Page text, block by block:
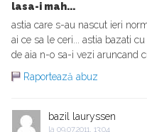
lasa-i mah...
astia care s-au nascut ieri
ai ce sa le ceri... astia bazati
de aia n-o sa-i vezi aruncand
Raportează abuz
bazil lauryssen
la 09.07.2011, 13:04